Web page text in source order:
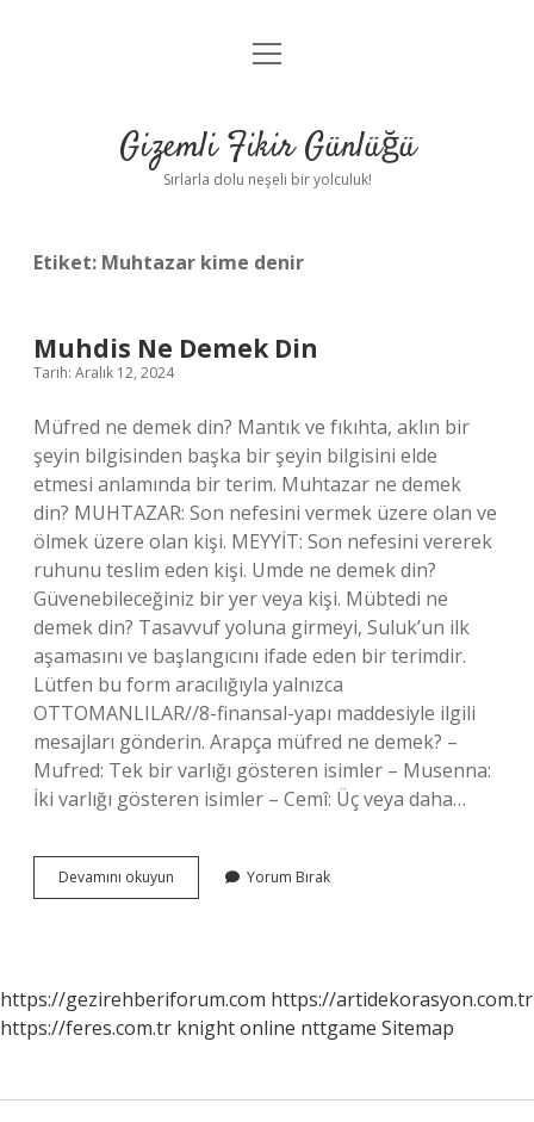
Anasayfa
Yasal Uyarı
menüyü
Gizemli Fikir Günlüğü
Sırlarla dolu neşeli bir yolculuk!
Etiket: Muhtazar kime denir
Muhdis Ne Demek Din
Tarih: Aralık 12, 2024
Müfred ne demek din? Mantık ve fıkıhta, aklın bir
şeyin bilgisinden başka bir şeyin bilgisini elde
etmesi anlamında bir terim. Muhtazar ne demek
din? MUHTAZAR: Son nefesini vermek üzere olan ve
ölmek üzere olan kişi. MEYYİT: Son nefesini vererek
ruhunu teslim eden kişi. Umde ne demek din?
Güvenebileceğiniz bir yer veya kişi. Mübtedi ne
demek din? Tasavvuf yoluna girmeyi, Suluk’un ilk
aşamasını ve başlangıcını ifade eden bir terimdir.
Lütfen bu form aracılığıyla yalnızca
OTTOMANLILAR//8-finansal-yapı maddesiyle ilgili
mesajları gönderin. Arapça müfred ne demek? –
Mufred: Tek bir varlığı gösteren isimler – Musenna:
İki varlığı gösteren isimler – Cemî: Üç veya daha…
Devamını okuyun
Ne
Yorum Bırak
https://gezirehberiforum.com https://artidekorasyon.com.tr
https://feres.com.tr knight online nttgame Sitemap